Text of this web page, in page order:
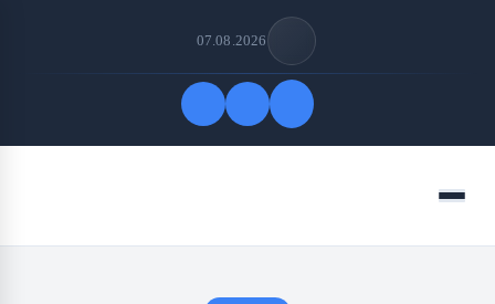
07.08.2026
Меню